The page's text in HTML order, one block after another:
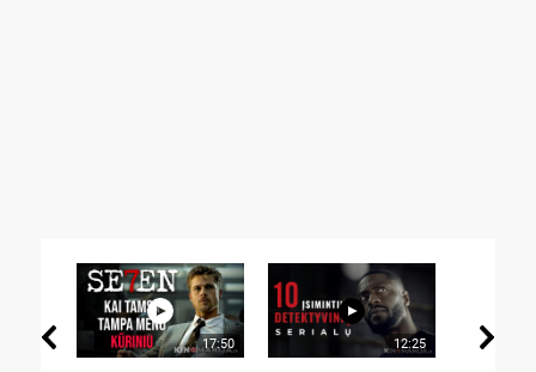
17:50 12:25